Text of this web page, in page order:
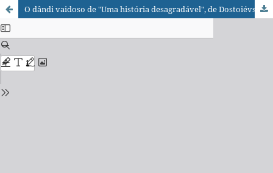
O dândi vaidoso de "Uma história desagradável", de Dostoiévski: aspectos poéticos e tradutórios